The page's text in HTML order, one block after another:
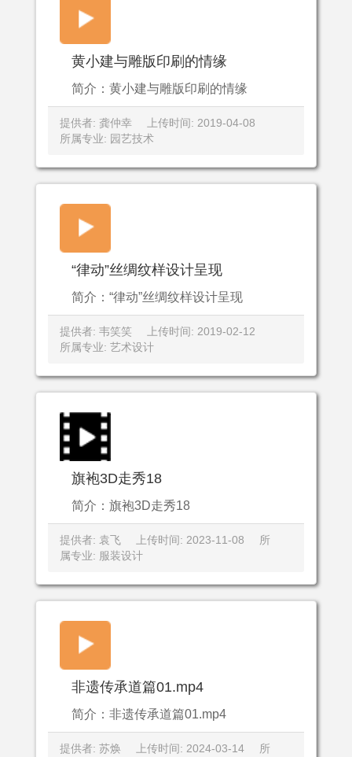
黄小建与雕版印刷的情缘
简介：黄小建与雕版印刷的情缘
提供者: 龚仲幸
上传时间: 2019-04-08
所属专业: 园艺技术
“律动”丝绸纹样设计呈现
简介：“律动”丝绸纹样设计呈现
提供者: 韦笑笑
上传时间: 2019-02-12
所属专业: 艺术设计
旗袍3D走秀18
简介：旗袍3D走秀18
提供者: 袁飞 上传时间: 2023-11-08
所
属专业: 服装设计
非遗传承道篇01.mp4
简介：非遗传承道篇01.mp4
提供者: 苏焕 上传时间: 2024-03-14
所